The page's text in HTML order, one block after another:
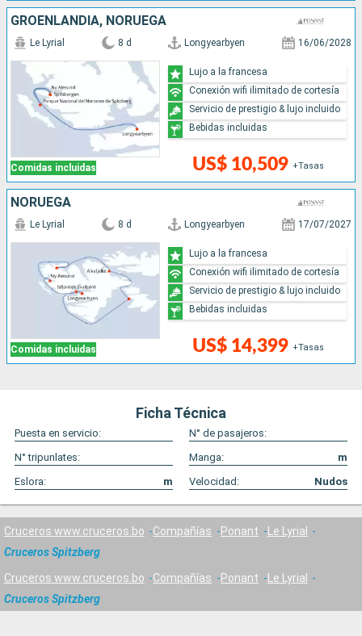
GROENLANDIA, NORUEGA
Comidas incluidas
Le Lyrial 8 d Longyearbyen 16/06/2028
US$ 10,509 +Tasas
Lujo a la francesa
Conexión wifi ilimitado de cortesía
Servicio de prestigio & lujo incluido
Bebidas incluidas
NORUEGA
Comidas incluidas
Le Lyrial 8 d Longyearbyen 17/07/2027
US$ 14,399 +Tasas
Lujo a la francesa
Conexión wifi ilimitado de cortesía
Servicio de prestigio & lujo incluido
Bebidas incluidas
Ficha Técnica
Puesta en servicio:
N° de pasajeros:
N° tripunlates:
Manga:
m
Eslora:
m Velocidad: Nudos
Cruceros www.cruceros.bo Compañías Ponant
Le Lyrial
Cruceros Spitzberg
Cruceros www.cruceros.bo Compañías Ponant
Le Lyrial
Cruceros Spitzberg